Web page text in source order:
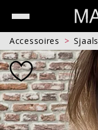
Accessoires Sjaals